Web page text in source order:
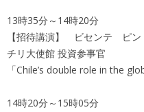
13時35分～14時20分
【招待講演】 ビセンテ ピ
チリ大使館 投資参事官
「Chile’s double role in the
14時20分～15時05分